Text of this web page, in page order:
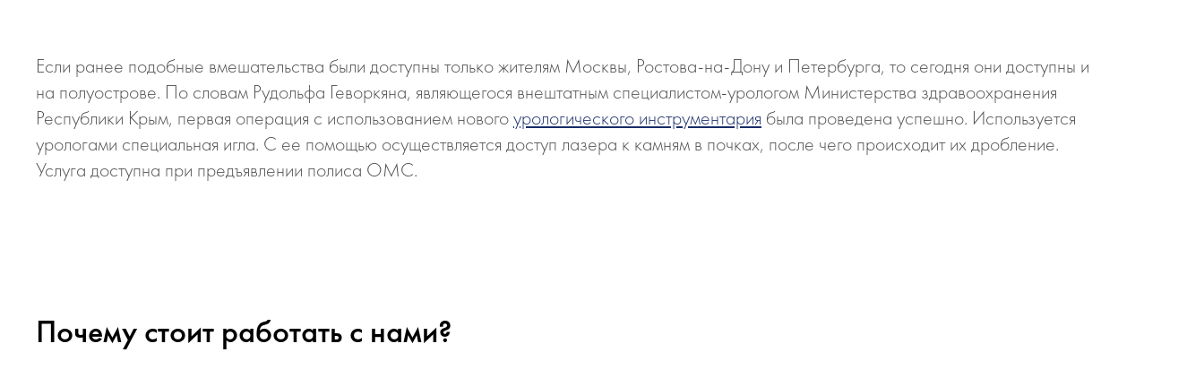
Если ранее подобные вмешательства были доступны только жителям Москвы, Ростова-на-Дону и Петербурга, то сегодня они доступны и
на полуострове. По словам Рудольфа Геворкяна, являющегося внештатным специалистом-урологом Министерства здравоохранения
Республики Крым, первая операция с использованием новогоурологического инструментария была проведена успешно. Используется
урологами специальная игла. С ее помощью осуществляется доступ лазера к камням в почках, после чего происходит их дробление.
Услуга доступна при предъявлении полиса ОМС.
Почему стоит работать с нами?